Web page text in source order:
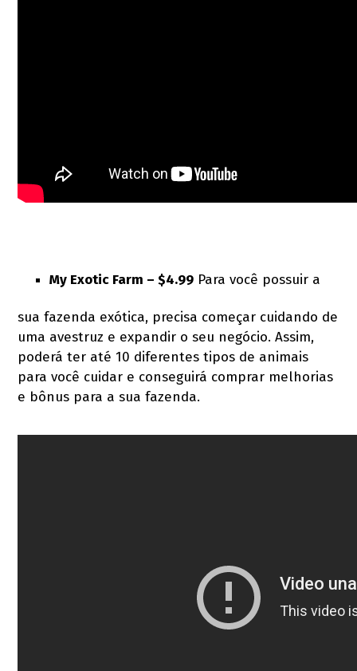
My Exotic Farm – $4.99 Para você possuir a
sua fazenda exótica, precisa começar cuidando de
uma avestruz e expandir o seu negócio. Assim,
poderá ter até 10 diferentes tipos de animais
para você cuidar e conseguirá comprar melhorias
e bônus para a sua fazenda.